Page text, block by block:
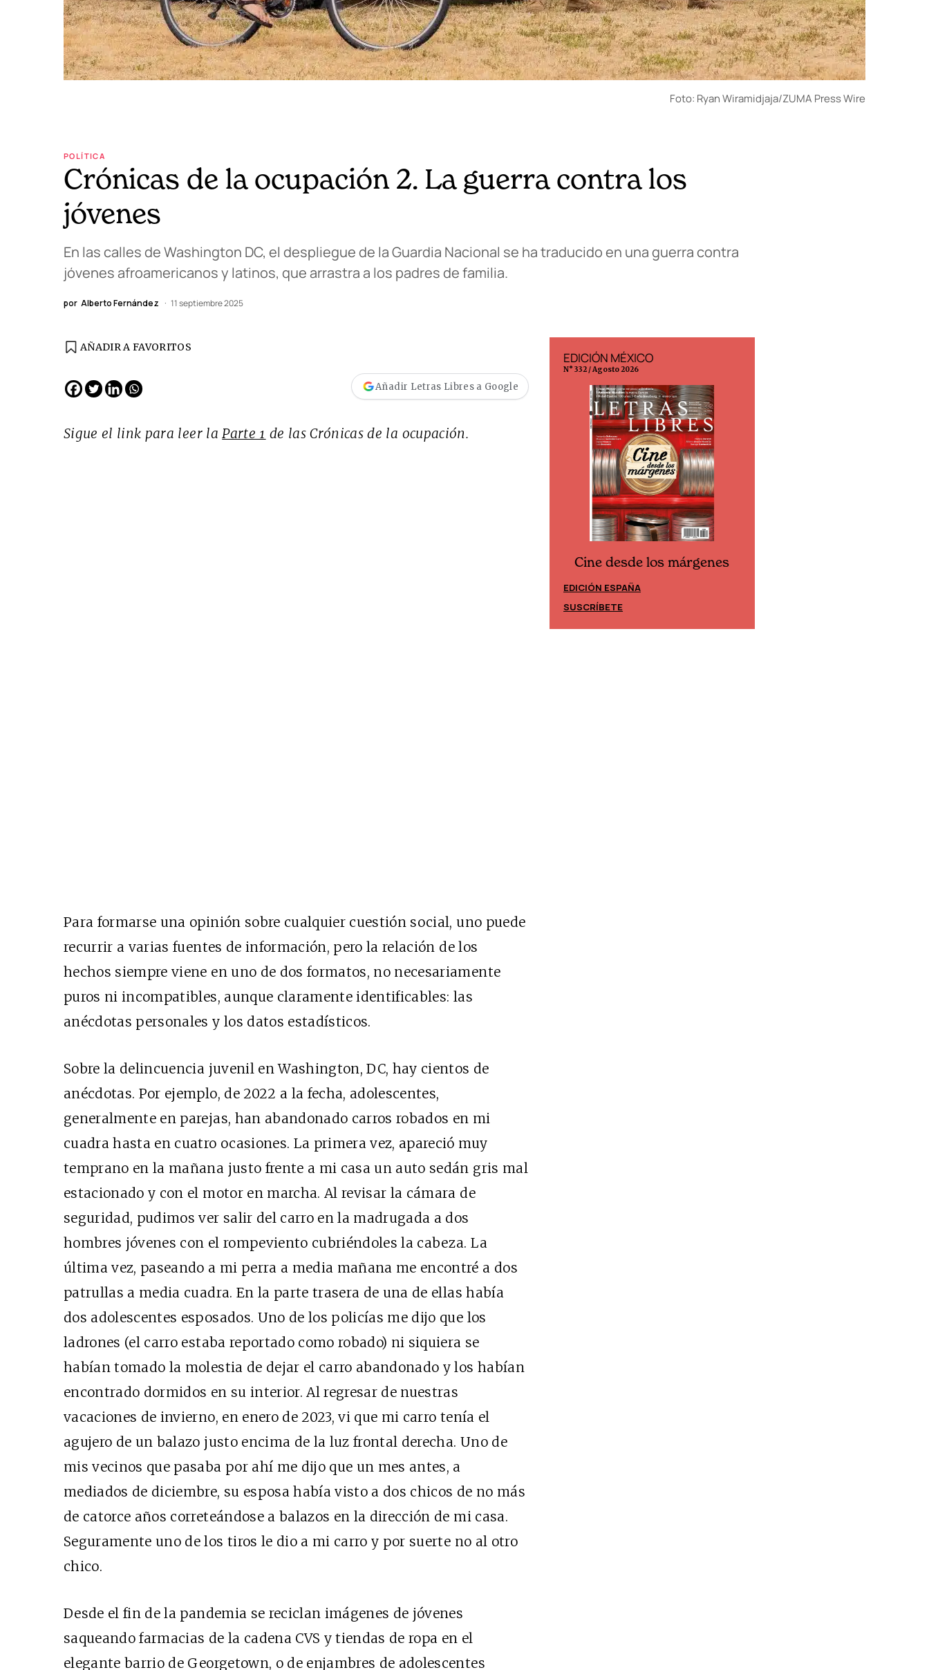
Foto: Ryan Wiramidjaja/ZUMA Press Wire
POLÍTICA
Crónicas de la ocupación 2. La guerra contra los
jóvenes
En las calles de Washington DC, el despliegue de la Guardia Nacional se ha traducido en una guerra contra
jóvenes afroamericanos y latinos, que arrastra a los padres de familia.
por Alberto Fernández 11 septiembre 2025
AÑADIR A FAVORITOS
Añadir Letras Libres a Google
Sigue el link para leer la Parte 1 de las Crónicas de la ocupación.
Para formarse una opinión sobre cualquier cuestión social, uno puede
recurrir a varias fuentes de información, pero la relación de los
hechos siempre viene en uno de dos formatos, no necesariamente
puros ni incompatibles, aunque claramente identificables: las
anécdotas personales y los datos estadísticos.
Sobre la delincuencia juvenil en Washington, DC, hay cientos de
anécdotas. Por ejemplo, de 2022 a la fecha, adolescentes,
generalmente en parejas, han abandonado carros robados en mi
cuadra hasta en cuatro ocasiones. La primera vez, apareció muy
temprano en la mañana justo frente a mi casa un auto sedán gris mal
estacionado y con el motor en marcha. Al revisar la cámara de
seguridad, pudimos ver salir del carro en la madrugada a dos
hombres jóvenes con el rompeviento cubriéndoles la cabeza. La
última vez, paseando a mi perra a media mañana me encontré a dos
patrullas a media cuadra. En la parte trasera de una de ellas había
dos adolescentes esposados. Uno de los policías me dijo que los
ladrones (el carro estaba reportado como robado) ni siquiera se
habían tomado la molestia de dejar el carro abandonado y los habían
encontrado dormidos en su interior. Al regresar de nuestras
vacaciones de invierno, en enero de 2023, vi que mi carro tenía el
agujero de un balazo justo encima de la luz frontal derecha. Uno de
mis vecinos que pasaba por ahí me dijo que un mes antes, a
mediados de diciembre, su esposa había visto a dos chicos de no más
de catorce años correteándose a balazos en la dirección de mi casa.
Seguramente uno de los tiros le dio a mi carro y por suerte no al otro
chico.
Desde el fin de la pandemia se reciclan imágenes de jóvenes
saqueando farmacias de la cadena CVS y tiendas de ropa en el
elegante barrio de Georgetown, o de enjambres de adolescentes
EDICIÓN MÉXICO
N° 332 / Agosto 2026
Cine desde los márgenes
EDICIÓN ESPAÑA
SUSCRÍBETE